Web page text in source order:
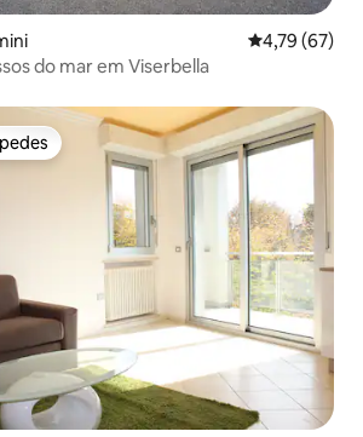
4,79 de uma
4,79 (67)
do mar em Viserbella